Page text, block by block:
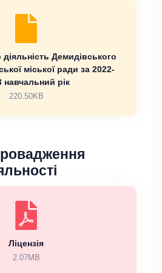
діяльність Демидівського
міської ради за 2022-
навчальний рік
220.50KB
Ліцензія
2.07MB